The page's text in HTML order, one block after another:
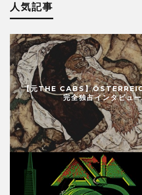
人気記事
【元THE CABS】
完全独占インタビュ